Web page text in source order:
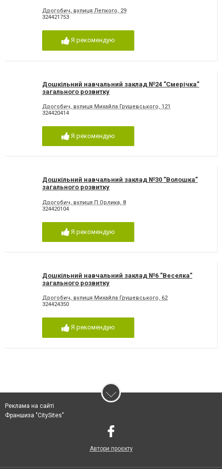
Дрогобич, вулиця Лепкого, 29
324421753
Я рекомендую
Дошкільний навчальний заклад №24 "Смерічка"
загального розвитку
Дрогобич, вулиця Михайла Грушевського, 121
324420414
Я рекомендую
Дошкільний навчальний заклад №30 ”Волошка”
загального розвитку
Дрогобич, вулиця П.Орлика, 8
324420104
Я рекомендую
Дошкільний навчальний заклад №6 ”Веселка”
загального розвитку
Дрогобич, вулиця Михайла Грушевського, 62
324424350
Я рекомендую
Реклама на сайті
Франшиза "CitySites"
Автори проєкту